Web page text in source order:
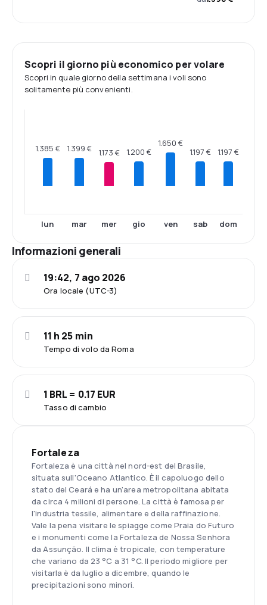
Scopri il giorno più economico per volare
Scopri in quale giorno della settimana i voli sono
solitamente più convenienti.
1.385 €
lun
1.399 €
mar
1.173 €
mer
1.200 €
gio
1.650 €
ven
1.197 €
sab
1.197 €
dom
Informazioni generali
Ora locale (UTC-3)
19:42, 7 ago 2026
Tempo di volo da Roma
11 h 25 min
Tasso di cambio
1 BRL = 0.17 EUR
Fortaleza
Fortaleza è una città nel nord-est del Brasile,
situata sull'Oceano Atlantico. È il capoluogo dello
stato del Ceará e ha un'area metropolitana abitata
da circa 4 milioni di persone. La città è famosa per
l'industria tessile, alimentare e della raffinazione.
Vale la pena visitare le spiagge come Praia do Futuro
e i monumenti come la Fortaleza de Nossa Senhora
da Assunção. Il clima è tropicale, con temperature
che variano da 23 °C a 31 °C. Il periodo migliore per
visitarla è da luglio a dicembre, quando le
precipitazioni sono minori.